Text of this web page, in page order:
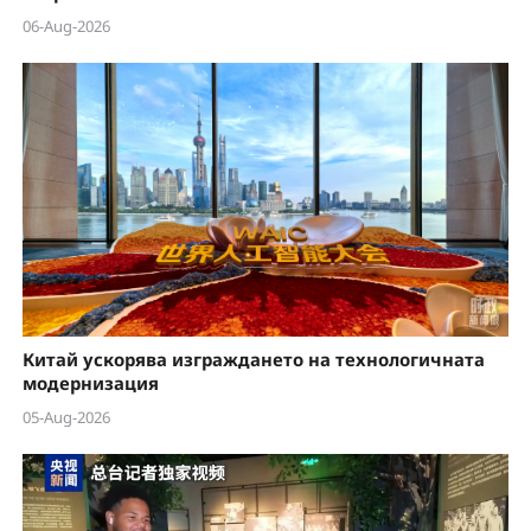
06-Aug-2026
Китай ускорява изграждането на технологичната
модернизация
05-Aug-2026